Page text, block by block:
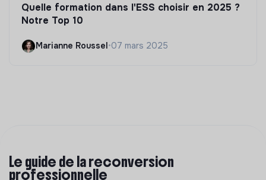
Quelle formation dans l'ESS choisir en 2025 ?
Notre Top 10
Marianne Roussel•07 mars 2025
Le guide de la reconversion
professionnelle